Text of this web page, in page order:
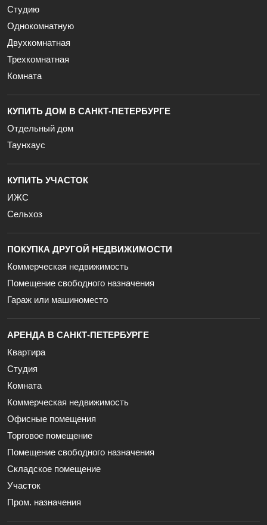
Студию
Однокомнатную
Двухкомнатная
Трехкомнатная
Комната
КУПИТЬ ДОМ В САНКТ-ПЕТЕРБУРГЕ
Отдельный дом
Таунхаус
КУПИТЬ УЧАСТОК
ИЖС
Сельхоз
ПОКУПКА ДРУГОЙ НЕДВИЖИМОСТИ
Коммерческая недвижимость
Помещение свободного назначения
Гараж или машиноместо
АРЕНДА В САНКТ-ПЕТЕРБУРГЕ
Квартира
Студия
Комната
Коммерческая недвижимость
Офисные помещения
Торговое помещение
Помещение свободного назначения
Складское помещение
Участок
Пром. назначения